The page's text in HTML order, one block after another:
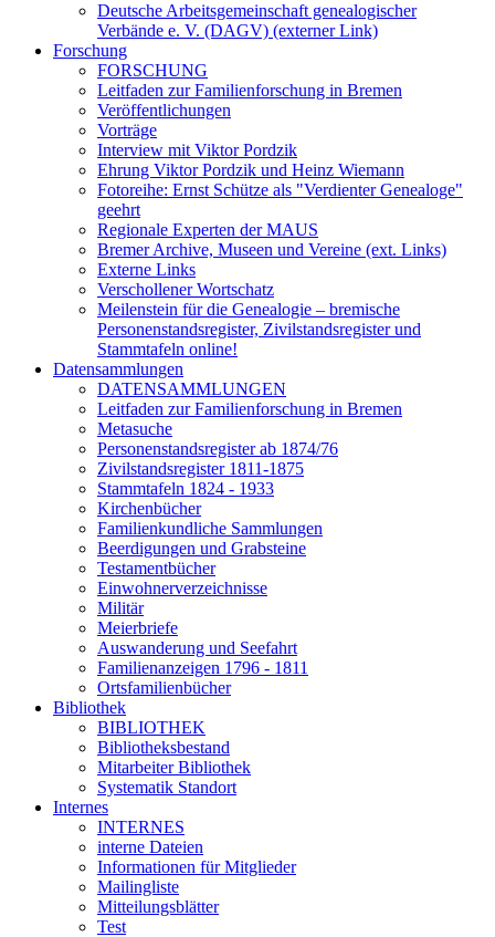
Deutsche Arbeitsgemeinschaft genealogischer
Verbände e. V. (DAGV) (externer Link)
Forschung
FORSCHUNG
Leitfaden zur Familienforschung in Bremen
Veröffentlichungen
Vorträge
Interview mit Viktor Pordzik
Ehrung Viktor Pordzik und Heinz Wiemann
Fotoreihe: Ernst Schütze als "Verdienter Genealoge"
geehrt
Regionale Experten der MAUS
Bremer Archive, Museen und Vereine (ext. Links)
Externe Links
Verschollener Wortschatz
Meilenstein für die Genealogie – bremische
Personenstandsregister, Zivilstandsregister und
Stammtafeln online!
Datensammlungen
DATENSAMMLUNGEN
Leitfaden zur Familienforschung in Bremen
Metasuche
Personenstandsregister ab 1874/76
Zivilstandsregister 1811-1875
Stammtafeln 1824 - 1933
Kirchenbücher
Familienkundliche Sammlungen
Beerdigungen und Grabsteine
Testamentbücher
Einwohnerverzeichnisse
Militär
Meierbriefe
Auswanderung und Seefahrt
Familienanzeigen 1796 - 1811
Ortsfamilienbücher
Bibliothek
BIBLIOTHEK
Bibliotheksbestand
Mitarbeiter Bibliothek
Systematik Standort
Internes
INTERNES
interne Dateien
Informationen für Mitglieder
Mailingliste
Mitteilungsblätter
Test